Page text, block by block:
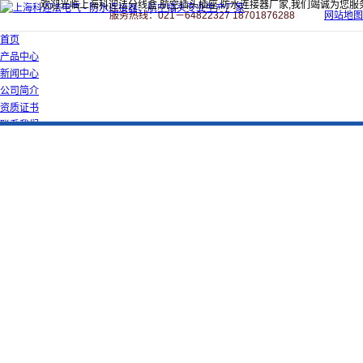
欢迎光临上海科迎法分线盒,航空插头插座,防水连接器厂家,我们竭诚为您服
服务热线：021－64822327 18701876288
网站地图
首页
产品中心
新闻中心
公司简介
资质证书
联系我们